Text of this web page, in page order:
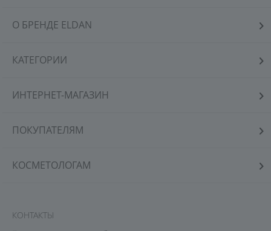
О БРЕНДЕ ELDAN
КАТЕГОРИИ
ИНТЕРНЕТ-МАГАЗИН
ПОКУПАТЕЛЯМ
КОСМЕТОЛОГАМ
КОНТАКТЫ